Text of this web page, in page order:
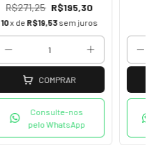
R$271,25 R$195,30
10x de R$19,53sem juros
COMPRAR
Consulte-nos
pelo WhatsApp